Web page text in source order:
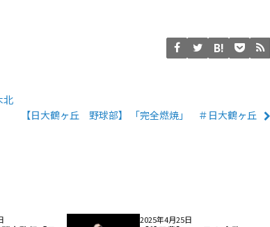
北
【日大鶴ヶ丘 野球部】 「完全燃焼」 ＃日大鶴ヶ丘
2025年4月25日